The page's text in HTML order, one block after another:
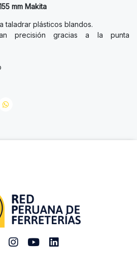
mm Makita
taladrar plásticos blandos.
precisión gracias a la punta